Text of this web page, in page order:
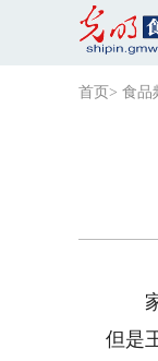
首页 > 食品
家
但是